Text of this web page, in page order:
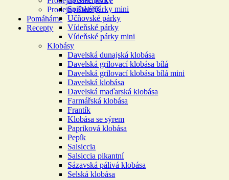
Prodejna Dobříš
Pomáháme
Recepty
Spišské párky mini
Učňovské párky
Vídeňské párky
Vídeňské párky mini
Klobásy
Davelská dunajská klobása
Davelská grilovací klobása bílá
Davelská grilovací klobása bílá mini
Davelská klobása
Davelská maďarská klobása
Farmářská klobása
Frantík
Klobása se sýrem
Papriková klobása
Pepík
Salsiccia
Salsiccia pikantní
Sázavská pálivá klobása
Selská klobása